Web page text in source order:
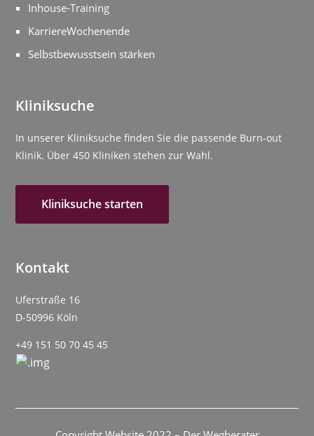
Inhouse-Training
KarriereWochenende
Selbstbewusstsein stärken
Kliniksuche
In unserer Kliniksuche finden Sie die passende Burn-out
Klinik. Über 450 Kliniken stehen zur Wahl.
Kliniksuche starten
Kontakt
Uferstraße 16
D-50996 Köln
+49 151 50 70 45 45